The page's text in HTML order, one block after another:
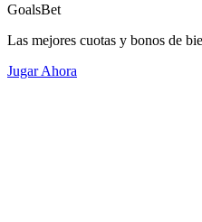
GoalsBet
Las mejores cuotas y bonos de
Jugar Ahora